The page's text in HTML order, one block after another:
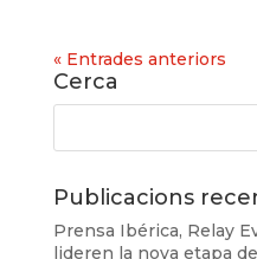
« Entrades anteriors
Cerca
Publicacions
Prensa Ibérica, Relay
lideren la nova etapa